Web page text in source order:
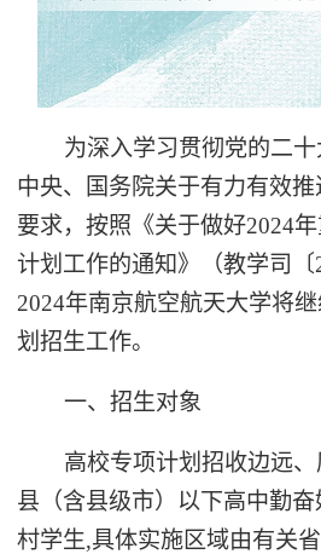
为深入学习贯彻党的二
中央、国务院关于有力有效
要求，按照《关于做好2024
计划工作的通知》（教学司〔
2024年南京航空航天大学将
划招生工作。
一、招生对象
高校专项计划招收边远
县（含县级市）以下高中勤
村学生,具体实施区域由有关